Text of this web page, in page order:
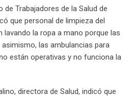
de Trabajadores de la Salud de
que personal de limpieza del
lavando la ropa a mano porque las
las ambulancias para
están operativas y no funciona la
directora de Salud, indicó que